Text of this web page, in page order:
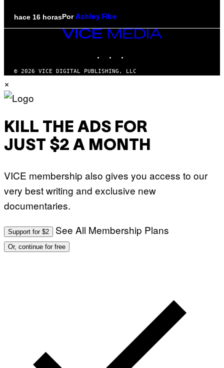
hace 16 horasPor Ashley Fike
VICE
MEDIA
© 2026 VICE DIGITAL PUBLISHING, LLC
×
KILL THE ADS FOR
JUST $2 A MONTH
VICE membership also gives you access to our
very best writing and exclusive new
documentaries.
Support for $2 See All Membership Plans
Or, continue for free